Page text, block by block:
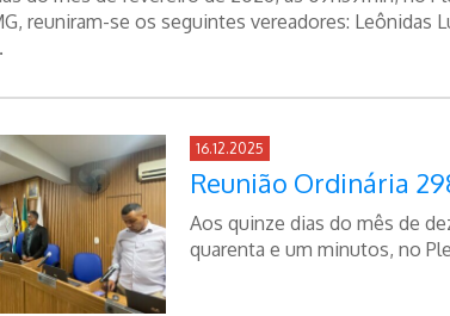
reuniram-se os seguintes vereadores: Leônidas
16.12.2025
Reunião Ordinária
Aos quinze dias do mês de
quarenta e um minutos, no